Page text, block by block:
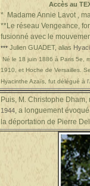
Accès au
* Madame Annie Lavot ,
**Le réseau Vengeance,
fusionné avec le
*** Julien GUADET, alias
Né le 18 juin 1886 à Paris 5e,
1910, et Hoche de Versailles.
Hyacinthe Azaïs, fut délégué à
Puis, M. Christophe
1944, a longuement
la déportation de Pierre